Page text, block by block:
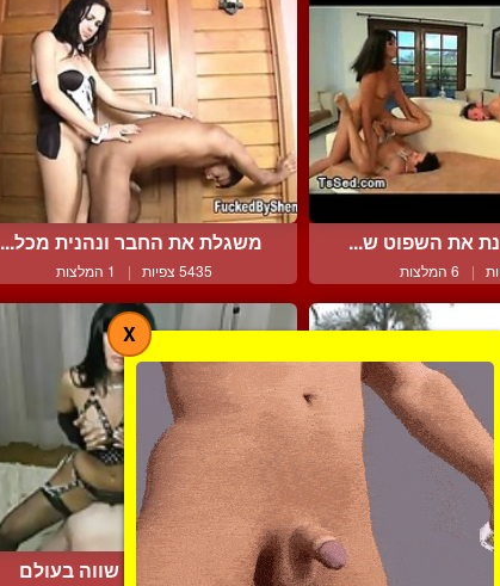
את השפוט ש...
| 6 המלצות
משגלת את החבר ונהנית מכל...
5435 צפיות | 1 המלצות
זה מגיע אנה קרטר הכי שווה בעולם
X